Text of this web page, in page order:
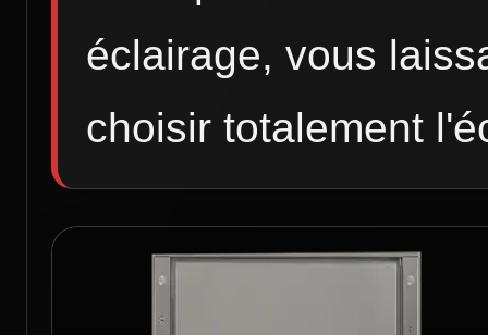
éclairage, vous
choisir totalement